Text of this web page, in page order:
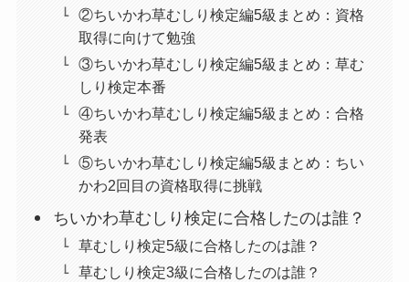
②ちいかわ草むしり検定編5級まとめ：資格
取得に向けて勉強
③ちいかわ草むしり検定編5級まとめ：草む
しり検定本番
④ちいかわ草むしり検定編5級まとめ：合格
発表
⑤ちいかわ草むしり検定編5級まとめ：ちい
かわ2回目の資格取得に挑戦
ちいかわ草むしり検定に合格したのは誰？
草むしり検定5級に合格したのは誰？
草むしり検定3級に合格したのは誰？